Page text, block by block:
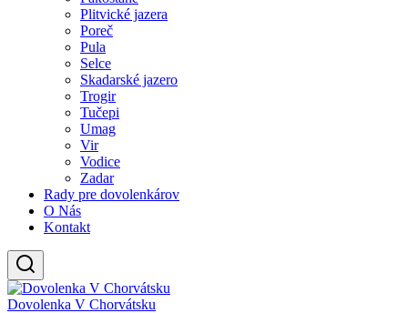
Plitvické jazera
Poreč
Pula
Selce
Skadarské jazero
Trogir
Tučepi
Umag
Vir
Vodice
Zadar
Rady pre dovolenkárov
O Nás
Kontakt
Dovolenka V Chorvátsku